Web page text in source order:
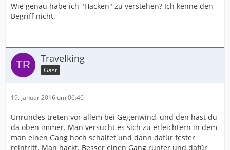
Wie genau habe ich "Hacken" zu verstehen? Ich kenne den
Begriff nicht.
Travelking
Gast
19. Januar 2016 um 06:46
Unrundes treten vor allem bei Gegenwind, und den hast du
da oben immer. Man versucht es sich zu erleichtern in dem
man einen Gang hoch schaltet und dann dafür fester
reintritt. Man hackt. Besser einen Gang runter und dafür